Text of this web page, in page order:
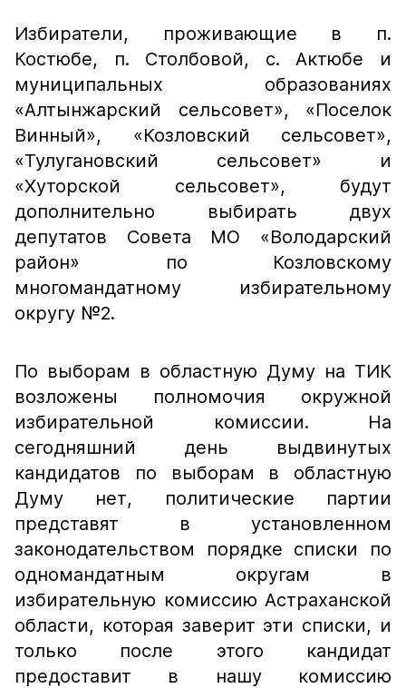
Избиратели, проживающие в п.
Костюбе, п. Столбовой, с. Актюбе и
муниципальных образованиях
«Алтынжарский сельсовет», «Поселок
Винный», «Козловский сельсовет»,
«Тулугановский сельсовет» и
«Хуторской сельсовет», будут
дополнительно выбирать двух
депутатов Совета МО «Володарский
район» по Козловскому
многомандатному избирательному
округу №2.
По выборам в областную Думу на ТИК
возложены полномочия окружной
избирательной комиссии. На
сегодняшний день выдвинутых
кандидатов по выборам в областную
Думу нет, политические партии
представят в установленном
законодательством порядке списки по
одномандатным округам в
избирательную комиссию Астраханской
области, которая заверит эти списки, и
только после этого кандидат
предоставит в нашу комиссию